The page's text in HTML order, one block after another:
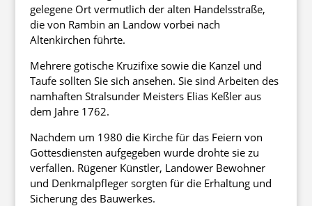
gelegene Ort vermutlich der alten Handelsstraße,
die von Rambin an Landow vorbei nach
Altenkirchen führte.
Mehrere gotische Kruzifixe sowie die Kanzel und
Taufe sollten Sie sich ansehen. Sie sind Arbeiten des
namhaften Stralsunder Meisters Elias Keßler aus
dem Jahre 1762.
Nachdem um 1980 die Kirche für das Feiern von
Gottesdiensten aufgegeben wurde drohte sie zu
verfallen. Rügener Künstler, Landower Bewohner
und Denkmalpfleger sorgten für die Erhaltung und
Sicherung des Bauwerkes.